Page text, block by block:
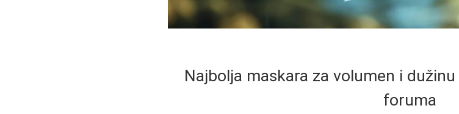
Najbolja maskara za volumen i
foruma